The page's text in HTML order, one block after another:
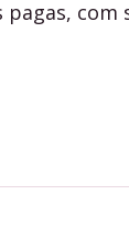
com